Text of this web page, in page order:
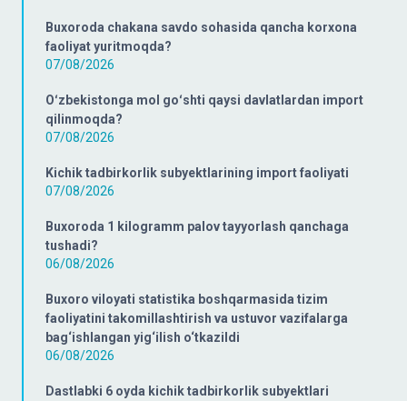
Buxoroda chakana savdo sohasida qancha korxona
faoliyat yuritmoqda?
07/08/2026
Oʻzbekistonga mol goʻshti qaysi davlatlardan import
qilinmoqda?
07/08/2026
Kichik tadbirkorlik subyektlarining import faoliyati
07/08/2026
Buxoroda 1 kilogramm palov tayyorlash qanchaga
tushadi?
06/08/2026
Buxoro viloyati statistika boshqarmasida tizim
faoliyatini takomillashtirish va ustuvor vazifalarga
bag‘ishlangan yig‘ilish o‘tkazildi
06/08/2026
Dastlabki 6 oyda kichik tadbirkorlik subyektlari